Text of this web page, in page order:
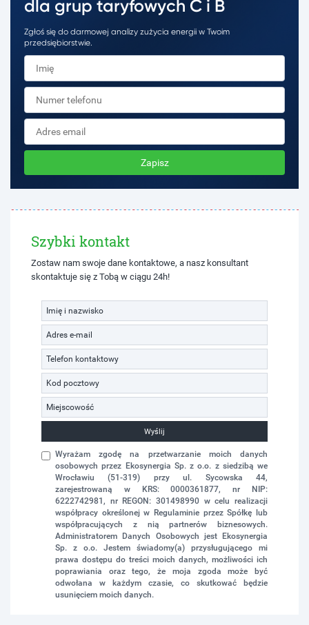
dla grup taryfowych C i B
Zgłoś się do darmowej analizy zużycia energii w Twoim
przedsiębiorstwie.
Zapisz
Szybki kontakt
Zostaw nam swoje dane kontaktowe, a nasz konsultant
skontaktuje się z Tobą w ciągu 24h!
Wyślij
Wyrażam zgodę na przetwarzanie moich danych
osobowych przez Ekosynergia Sp. z o.o. z siedzibą we
Wrocławiu (51-319) przy ul. Sycowska 44,
zarejestrowaną w KRS: 0000361877, nr NIP:
6222742981, nr REGON: 301498990 w celu realizacji
współpracy określonej w Regulaminie przez Spółkę lub
współpracujących z nią partnerów biznesowych.
Administratorem Danych Osobowych jest Ekosynergia
Sp. z o.o. Jestem świadomy(a) przysługującego mi
prawa dostępu do treści moich danych, możliwości ich
poprawiania oraz tego, że moja zgoda może być
odwołana w każdym czasie, co skutkować będzie
usunięciem moich danych.